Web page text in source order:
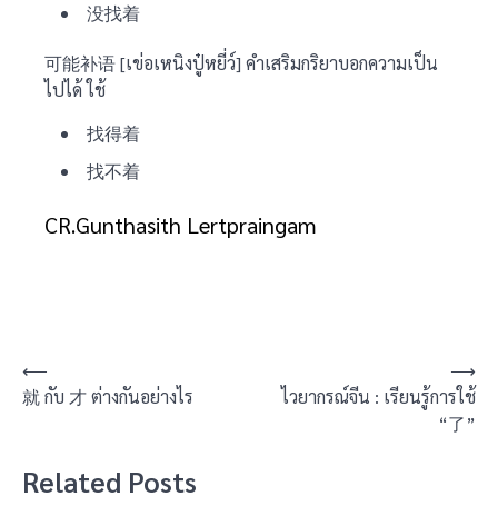
没找着
可能补语 [เข่อเหนิงปู๋หยี่ว์] คำเสริมกริยาบอกความเป็น
ไปได้ ใช้
找得着
找不着
CR.Gunthasith Lertpraingam
⟵
就 กับ 才 ต่างกันอย่างไร
ไวยากรณ์จีน : เรียนรู้การใช้
“了”
⟶
Related Posts